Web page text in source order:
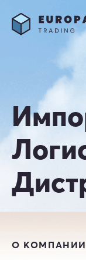
О КОМПАНИИ